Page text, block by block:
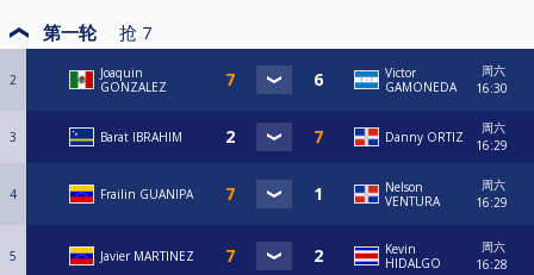
第一轮 抢 7
2
Joaquin
GONZALEZ
Victor
GAMONEDA
周六
16:30
3 Barat IBRAHIM Danny ORTIZ
周六
16:29
4 Frailin GUANIPA
Nelson
VENTURA
周六
16:29
5 Javier MARTINEZ
Kevin
HIDALGO
周六
16:28